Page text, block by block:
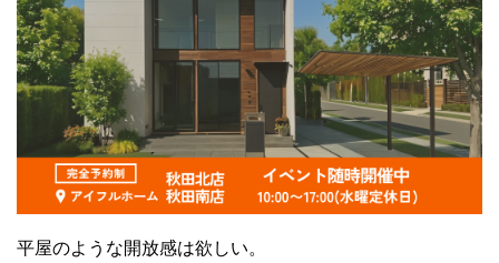
平屋のような開放感は欲しい。